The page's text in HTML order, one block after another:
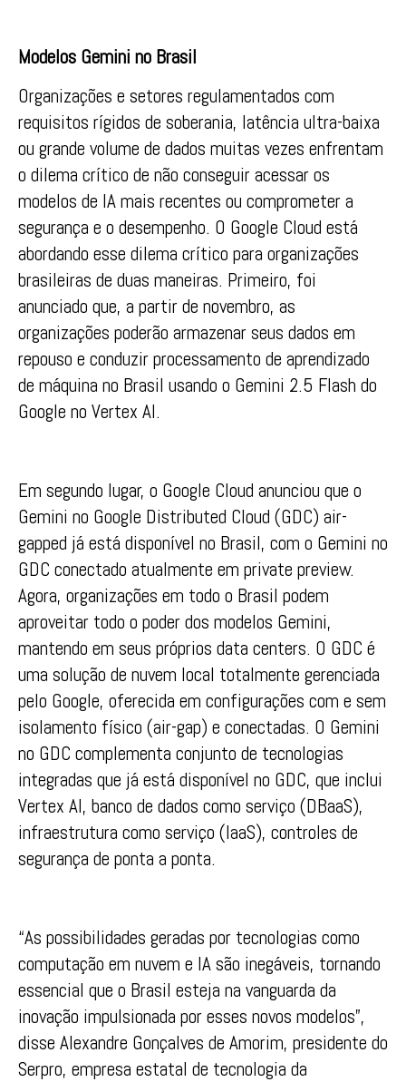
Modelos Gemini no Brasil
Organizações e setores regulamentados com
requisitos rígidos de soberania, latência ultra-baixa
ou grande volume de dados muitas vezes enfrentam
o dilema crítico de não conseguir acessar os
modelos de IA mais recentes ou comprometer a
segurança e o desempenho. O Google Cloud está
abordando esse dilema crítico para organizações
brasileiras de duas maneiras. Primeiro, foi
anunciado que, a partir de novembro, as
organizações poderão armazenar seus dados em
repouso e conduzir processamento de aprendizado
de máquina no Brasil usando o Gemini 2.5 Flash do
Google no Vertex AI.
Em segundo lugar, o Google Cloud anunciou que o
Gemini no Google Distributed Cloud (GDC) air-
gapped já está disponível no Brasil, com o Gemini no
GDC conectado atualmente em private preview.
Agora, organizações em todo o Brasil podem
aproveitar todo o poder dos modelos Gemini,
mantendo em seus próprios data centers. O GDC é
uma solução de nuvem local totalmente gerenciada
pelo Google, oferecida em configurações com e sem
isolamento físico (air-gap) e conectadas. O Gemini
no GDC complementa conjunto de tecnologias
integradas que já está disponível no GDC, que inclui
Vertex AI, banco de dados como serviço (DBaaS),
infraestrutura como serviço (IaaS), controles de
segurança de ponta a ponta.
“As possibilidades geradas por tecnologias como
computação em nuvem e IA são inegáveis, tornando
essencial que o Brasil esteja na vanguarda da
inovação impulsionada por esses novos modelos”,
disse Alexandre Gonçalves de Amorim, presidente do
Serpro, empresa estatal de tecnologia da